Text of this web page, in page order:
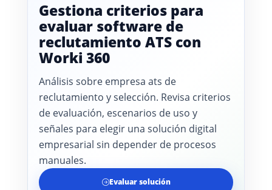
Gestiona criterios para
evaluar software de
reclutamiento ATS con
Worki 360
Análisis sobre empresa ats de
reclutamiento y selección. Revisa criterios
de evaluación, escenarios de uso y
señales para elegir una solución digital
empresarial sin depender de procesos
manuales.
Evaluar solución